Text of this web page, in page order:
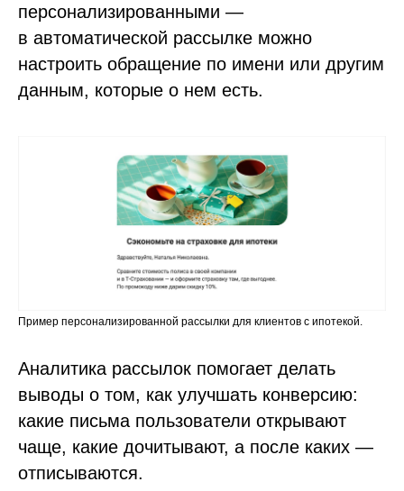
персонализированными —
в автоматической рассылке можно
настроить обращение по имени или другим
данным, которые о нем есть.
Пример персонализированной рассылки для клиентов с ипотекой.
Аналитика рассылок помогает делать
выводы о том, как улучшать конверсию:
какие письма пользователи открывают
чаще, какие дочитывают, а после каких —
отписываются.